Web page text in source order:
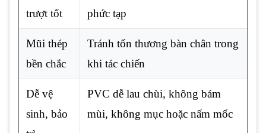
trượt tốt
phức tạp
Mũi thép
bền chắc
Tránh tổn thương bàn chân trong
khi tác chiến
Dễ vệ
sinh, bảo
PVC dễ lau chùi, không bám
mùi, không mục hoặc nấm mốc